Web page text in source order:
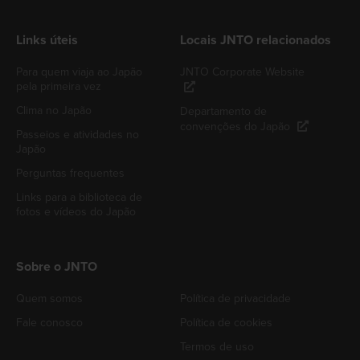
Links úteis Locais JNTO relacionados
Sobre o JNTO